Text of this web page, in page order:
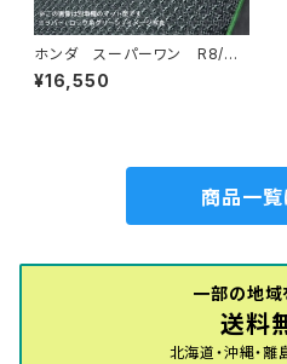
ホンダ スーパーワン R8/
5〜 JG6 ラゲッジマット・ア
ンドマット付 フロアマット一
¥16,550
商品一覧
一部の地域
送料
北海道・沖縄・